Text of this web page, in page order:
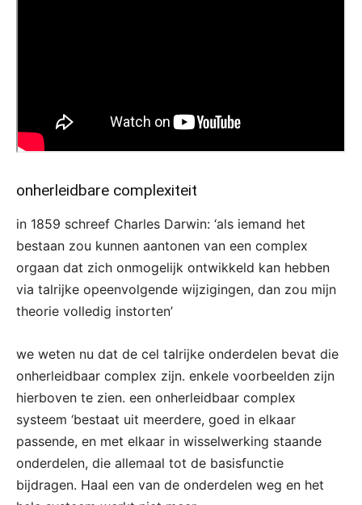
onherleidbare complexiteit
in 1859 schreef Charles Darwin: ‘als iemand het
bestaan zou kunnen aantonen van een complex
orgaan dat zich onmogelijk ontwikkeld kan hebben
via talrijke opeenvolgende wijzigingen, dan zou mijn
theorie volledig instorten’
we weten nu dat de cel talrijke onderdelen bevat die
onherleidbaar complex zijn. enkele voorbeelden zijn
hierboven te zien. een onherleidbaar complex
systeem ‘bestaat uit meerdere, goed in elkaar
passende, en met elkaar in wisselwerking staande
onderdelen, die allemaal tot de basisfunctie
bijdragen. Haal een van de onderdelen weg en het